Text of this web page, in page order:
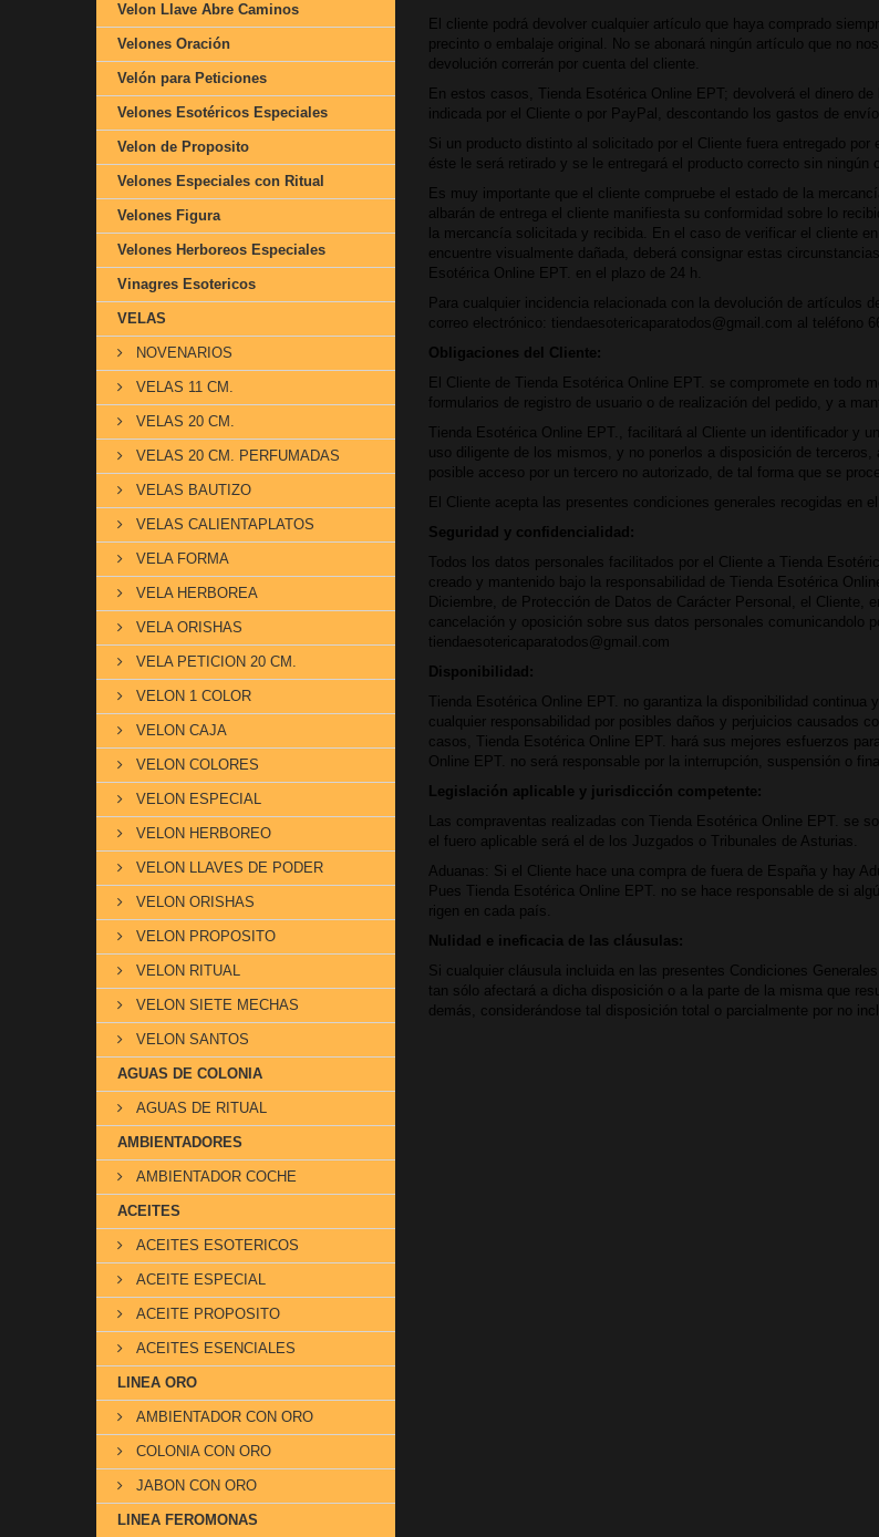
Velon Llave Abre Caminos
Velones Oración
Velón para Peticiones
Velones Esotéricos Especiales
Velon de Proposito
Velones Especiales con Ritual
Velones Figura
Velones Herboreos Especiales
Vinagres Esotericos
VELAS
NOVENARIOS
VELAS 11 CM.
VELAS 20 CM.
VELAS 20 CM. PERFUMADAS
VELAS BAUTIZO
VELAS CALIENTAPLATOS
VELA FORMA
VELA HERBOREA
VELA ORISHAS
VELA PETICION 20 CM.
VELON 1 COLOR
VELON CAJA
VELON COLORES
VELON ESPECIAL
VELON HERBOREO
VELON LLAVES DE PODER
VELON ORISHAS
VELON PROPOSITO
VELON RITUAL
VELON SIETE MECHAS
VELON SANTOS
AGUAS DE COLONIA
AGUAS DE RITUAL
AMBIENTADORES
AMBIENTADOR COCHE
ACEITES
ACEITES ESOTERICOS
ACEITE ESPECIAL
ACEITE PROPOSITO
ACEITES ESENCIALES
LINEA ORO
AMBIENTADOR CON ORO
COLONIA CON ORO
JABON CON ORO
LINEA FEROMONAS
El cliente podrá devolver cualquier artículo que haya comprado
precinto o embalaje original. No se abonará ningún artículo que no
devolución correrán por cuenta del cliente.
En estos casos, Tienda Esotérica Online EPT; devolverá el dinero
indicada por el Cliente o por PayPal, descontando los gastos de
Si un producto distinto al solicitado por el Cliente fuera entregado
éste le será retirado y se le entregará el producto correcto sin ningún
Es muy importante que el cliente compruebe el estado de la
albarán de entrega el cliente manifiesta su conformidad sobre lo
la mercancía solicitada y recibida. En el caso de verificar el cliente
encuentre visualmente dañada, deberá consignar estas
Esotérica Online EPT. en el plazo de 24 h.
Para cualquier incidencia relacionada con la devolución de artículos
correo electrónico: tiendaesotericaparatodos@gmail.com al teléfono
Obligaciones del Cliente:
El Cliente de Tienda Esotérica Online EPT. se compromete en todo
formularios de registro de usuario o de realización del pedido, y a
Tienda Esotérica Online EPT., facilitará al Cliente un identificador y
uso diligente de los mismos, y no ponerlos a disposición de
posible acceso por un tercero no autorizado, de tal forma que se
El Cliente acepta las presentes condiciones generales recogidas en
Seguridad y confidencialidad:
Todos los datos personales facilitados por el Cliente a Tienda
creado y mantenido bajo la responsabilidad de Tienda Esotérica
Diciembre, de Protección de Datos de Carácter Personal, el Cliente,
cancelación y oposición sobre sus datos personales comunicandolo
tiendaesotericaparatodos@gmail.com
Disponibilidad:
Tienda Esotérica Online EPT. no garantiza la disponibilidad
cualquier responsabilidad por posibles daños y perjuicios causados
casos, Tienda Esotérica Online EPT. hará sus mejores esfuerzos
Online EPT. no será responsable por la interrupción, suspensión o
Legislación aplicable y jurisdicción competente:
Las compraventas realizadas con Tienda Esotérica Online EPT. se
el fuero aplicable será el de los Juzgados o Tribunales de Asturias.
Aduanas: Si el Cliente hace una compra de fuera de España y hay
Pues Tienda Esotérica Online EPT. no se hace responsable de si
rigen en cada país.
Nulidad e ineficacia de las cláusulas:
Si cualquier cláusula incluida en las presentes Condiciones
tan sólo afectará a dicha disposición o a la parte de la misma que
demás, considerándose tal disposición total o parcialmente por no